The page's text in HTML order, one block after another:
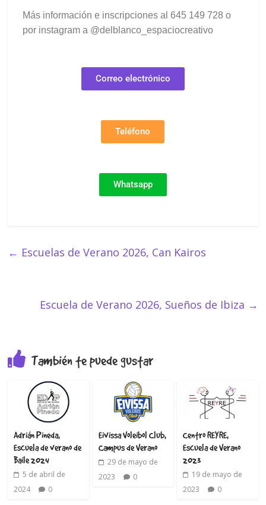
Más información e inscripciones al 645 149 728 o
por instagram a @delblanco_espaciocreativo
Correo electrónico
Teléfono
Whatsapp
← Escuelas de Verano 2026, Can Kairos
Escuela de Verano 2026, Sueños de Ibiza →
También te puede gustar
Adrián Pineda,
Escuela de verano de
Baile 2024
5 de abril de
2024
0
Eivissa Voleibol Club,
Campus de Verano
29 de mayo de
2023
0
Centro REYRE,
Escuela de Verano
2023
19 de mayo de
2023
0